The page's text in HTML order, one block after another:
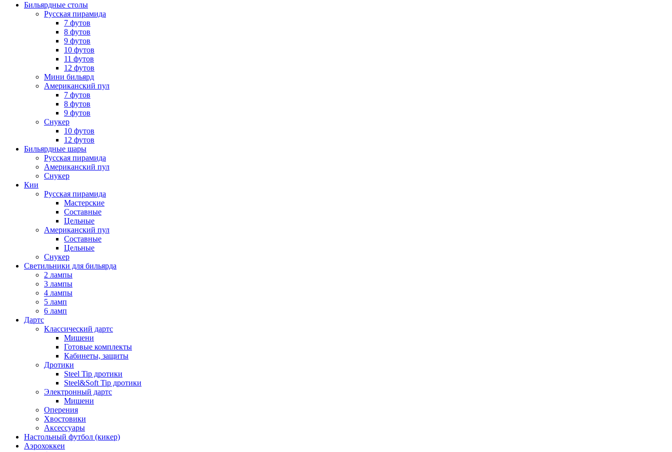
Бильярдные столы
Русская пирамида
7 футов
8 футов
9 футов
10 футов
11 футов
12 футов
Мини бильярд
Американский пул
7 футов
8 футов
9 футов
Снукер
10 футов
12 футов
Бильярдные шары
Русская пирамида
Американский пул
Снукер
Кии
Русская пирамида
Мастерские
Составные
Цельные
Американский пул
Составные
Цельные
Снукер
Светильники для бильярда
2 лампы
3 лампы
4 лампы
5 ламп
6 ламп
Дартс
Классический дартс
Мишени
Готовые комплекты
Кабинеты, защиты
Дротики
Steel Tip дротики
Steel&Soft Tip дротики
Электронный дартс
Мишени
Оперения
Хвостовики
Аксессуары
Настольный футбол (кикер)
Аэрохоккеи